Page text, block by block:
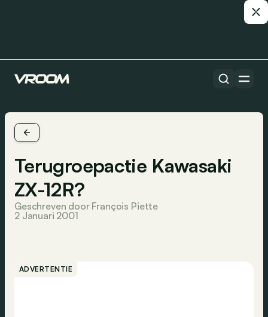
Terugroepactie Kawasaki
ZX-12R?
Geschreven door François Piette
2 Januari 2001
ADVERTENTIE